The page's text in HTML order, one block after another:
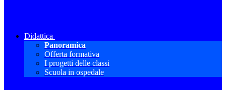
Didattica
Panoramica
Offerta formativa
I progetti delle classi
Scuola in ospedale